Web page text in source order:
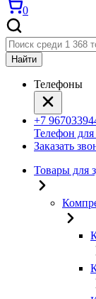
0
Найти
Телефоны
+7
Телефон для
Заказать
Товары для